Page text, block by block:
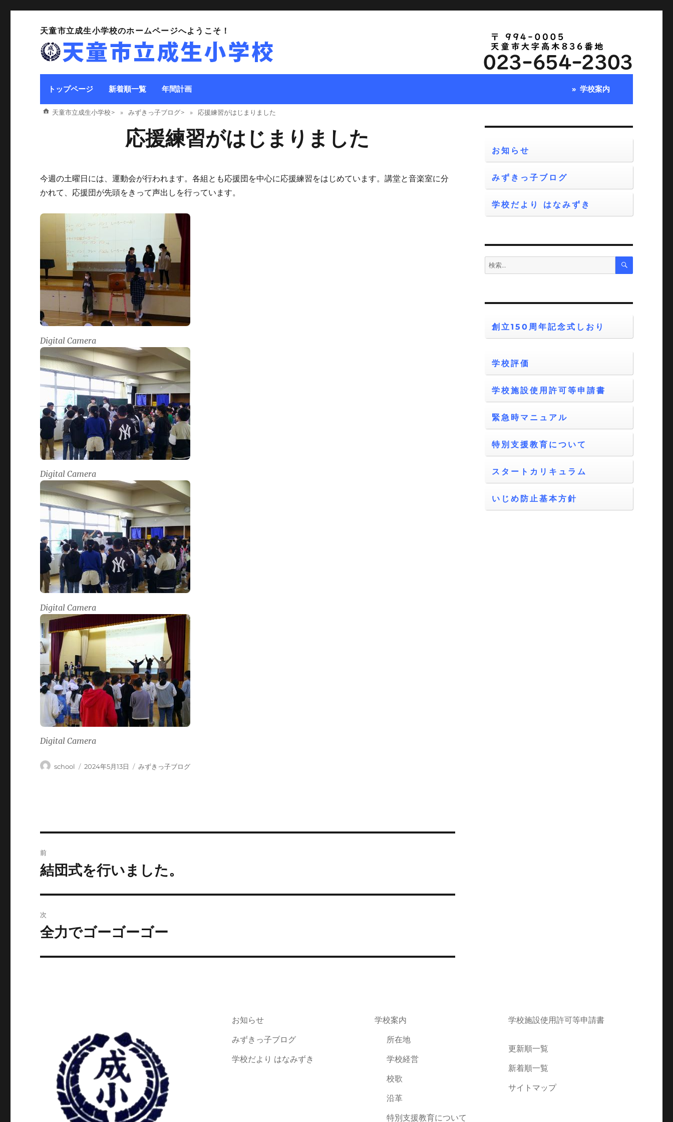
天童市立成生小学校のホームページへようこそ！
トップページ 新着順一覧 年間計画 学校案内
天童市立成生小学校 > みずきっ子ブログ> 応援練習がはじまりました
応援練習がはじまりました
今週の土曜日には、運動会が行われます。各組とも応援団を中心に応援練習をはじめています。講堂と音楽室に分
かれて、応援団が先頭をきって声出しを行っています。
Digital Camera
Digital Camera
Digital Camera
Digital Camera
投
school
投
2024年5月13日
カ
みずきっ子ブログ
稿
ゲ
前
前
投
稿:
結団式を行いました。
次
次
投
全力でゴーゴーゴー
お知らせ
みずきっ子ブログ
学校だより はなみずき
検
索:
検
創立150周年記念式しおり
学校評価
学校施設使用許可等申請書
緊急時マニュアル
特別支援教育について
スタートカリキュラム
いじめ防止基本方針
お知らせ
みずきっ子ブログ
学校だより はなみずき
学校案内
所在地
学校経営
校歌
沿革
特別支援教育について
学校施設使用許可等申請書
更新順一覧
新着順一覧
サイトマップ